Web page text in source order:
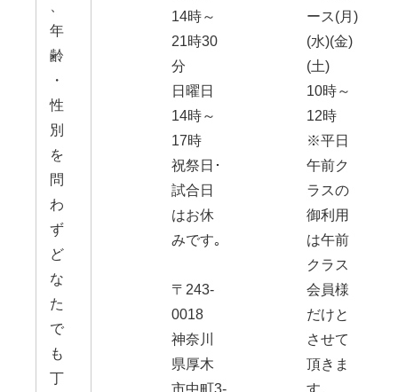
年
齢
・
性
別
を
問
わ
ず
ど
な
た
で
も
丁
14時～
21時30
分
日曜日
14時～
17時
祝祭日･
試合日
はお休
みです｡
〒243-
0018
神奈川
県厚木
市中町3-
ース(月)
(水)(金)
(土)
10時～
12時
※平日
午前ク
ラスの
御利用
は午前
クラス
会員様
だけと
させて
頂きま
す。